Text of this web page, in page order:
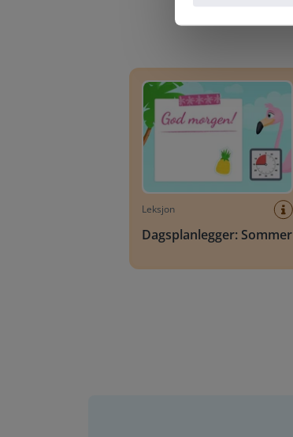
Leksjon
Dagsplanlegger: Sommer